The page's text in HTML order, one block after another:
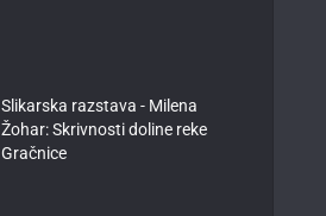
Slikarska razstava - Milena
Žohar: Skrivnosti doline reke
Gračnice